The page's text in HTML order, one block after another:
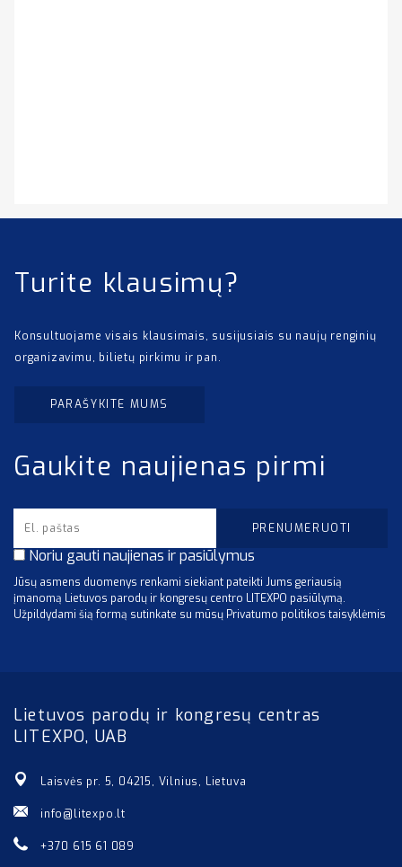
Turite klausimų?
Konsultuojame visais klausimais, susijusiais su naujų renginių
organizavimu, bilietų pirkimu ir pan.
PARAŠYKITE MUMS
Gaukite naujienas pirmi
Noriu gauti naujienas ir pasiūlymus
Jūsų asmens duomenys renkami siekiant pateikti Jums geriausią
įmanomą Lietuvos parodų ir kongresų centro LITEXPO pasiūlymą.
Užpildydami šią formą sutinkate su mūsų Privatumo politikos taisyklėmis
Lietuvos parodų ir kongresų centras
LITEXPO, UAB
Laisvės pr. 5, 04215, Vilnius, Lietuva
info@litexpo.lt
+370 615 61 089